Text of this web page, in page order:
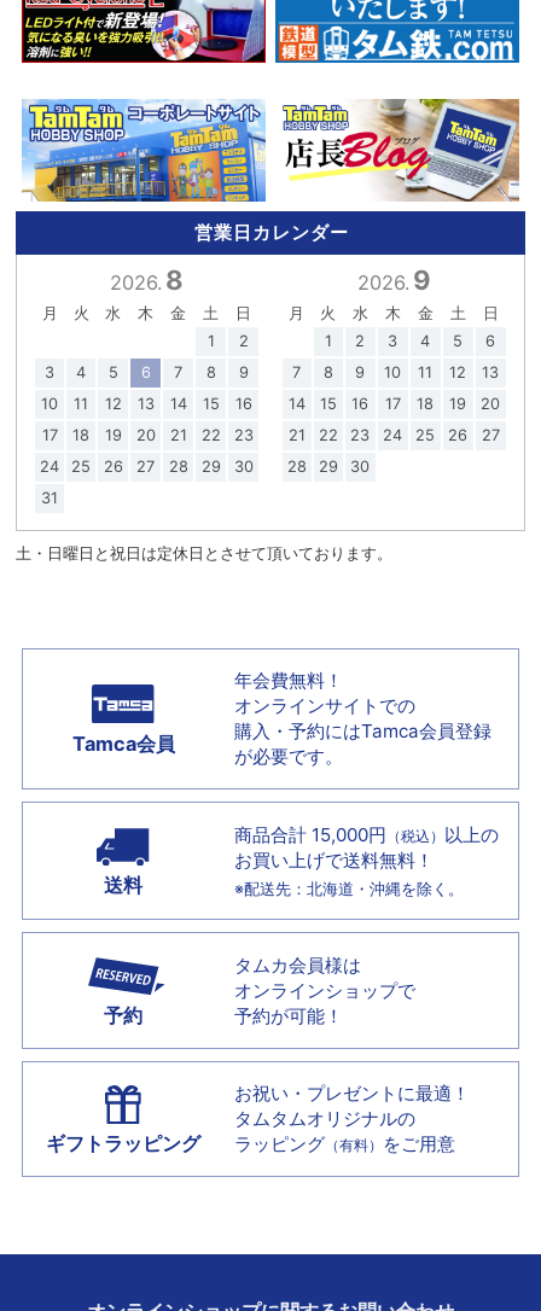
営業日カレンダー
2026. 8
月 火 水 木 金 土
日
1
2
3
4 5 6 7 8
9
10
11 12 13 14 15
16
17
18 19 20 21 22
23
24
25 26 27 28 29
30
31
2026. 9
月 火 水 木 金 土
日
1
2 3 4 5
6
7
8 9 10 11 12
13
14
15 16 17 18 19
20
21
22 23 24 25 26
27
28
29 30
土・日曜日と祝日は定休日とさせて頂いております。
Tamca会員
年会費無料！
オンラインサイトでの
購入・予約にはTamca会員登録
が必要です。
送料
商品合計 15,000円 （税込） 以上の
お買い上げで送料無料！
※配送先：北海道・沖縄を除く。
予約
タムカ会員様は
オンラインショップで
予約が可能！
ギフトラッピング
お祝い・プレゼントに最適！
タムタムオリジナルの
ラッピング （有料） をご用意